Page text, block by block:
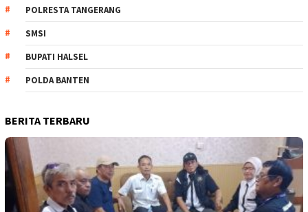
POLRESTA TANGERANG
SMSI
BUPATI HALSEL
POLDA BANTEN
BERITA TERBARU